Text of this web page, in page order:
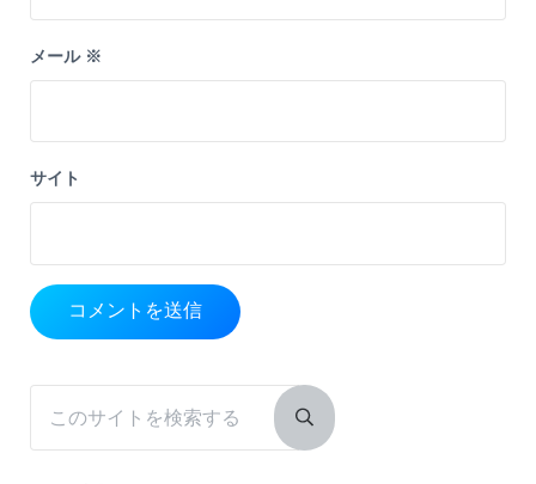
メール ※
サイト
Sidebar
Submit search